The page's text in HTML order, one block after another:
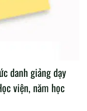
danh giảng dạy
viện, năm học